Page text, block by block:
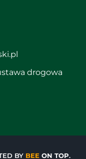
drogowa
BY BEEON TOP.